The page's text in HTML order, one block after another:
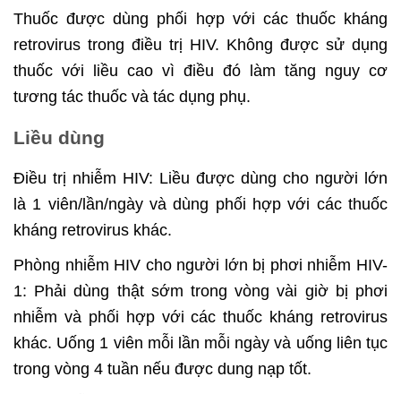
Thuốc được dùng phối hợp với các thuốc kháng
retrovirus trong điều trị HIV. Không được sử dụng
thuốc với liều cao vì điều đó làm tăng nguy cơ
tương tác thuốc và tác dụng phụ.
Liều dùng
Điều trị nhiễm HIV: Liều được dùng cho người lớn
là 1 viên/lần/ngày và dùng phối hợp với các thuốc
kháng retrovirus khác.
Phòng nhiễm HIV cho người lớn bị phơi nhiễm HIV-
1: Phải dùng thật sớm trong vòng vài giờ bị phơi
nhiễm và phối hợp với các thuốc kháng retrovirus
khác. Uống 1 viên mỗi lần mỗi ngày và uống liên tục
trong vòng 4 tuần nếu được dung nạp tốt.